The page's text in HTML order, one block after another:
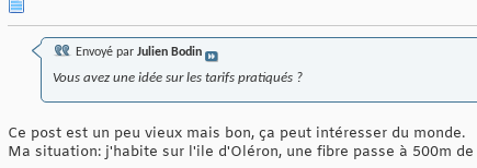
Envoyé par Julien Bodin
Vous avez une idée sur les tarifs pratiqués ?
Ce post est un peu vieux mais bon, ça peut intéresser du monde.
Ma situation: j'habite sur l'ile d'Oléron, une fibre passe à 500m de